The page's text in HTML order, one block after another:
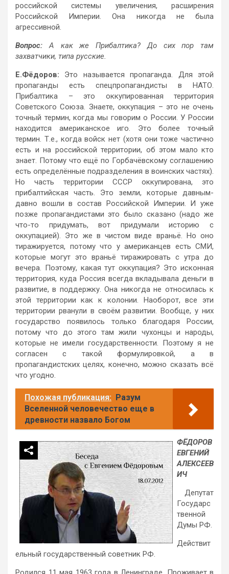
российской системы увеличения, расширения
Российской Империи. Она никогда не была
агрессивной.
Вопрос:А как же Прибалтика? До сих пор там
захватчики, типа русские.
Е.Фёдоров: Это называется пропаганда. Для этой
пропаганды есть спецпропагандисты в НАТО.
Прибалтика – это оккупированная территория
Советского Союза. Знаете, оккупация – это не очень
точный термин, когда мы говорим о России. У России
находится американское иго. Это более точный
термин. Т.е., когда войск нет (хотя они тоже частично
есть и на российской территории, об этом мало кто
знает. Потому что ещё по Горбачёвскому соглашению
есть определённые подразделения в воинских частях).
Но часть территории СССР оккупирована, это
прибалтийская часть. Это земли, которые давным-
давно вошли в состав Российской Империи. И уже
позже пропагандистами это было сказано (надо же
что-то придумать, вот придумали историю с
оккупацией). Это же в чистом виде враньё. Но оно
тиражируется, потому что у американцев есть СМИ,
которые могут это враньё тиражировать с утра до
вечера. Поэтому, какая тут оккупация? Это исконная
территория, куда Россия всегда вкладывала деньги в
развитие, в поддержку. Она никогда не относилась к
этой территории как к колонии. Наоборот, все эти
территории рванули в своём развитии. Вообще, у них
государство появилось только благодаря России,
потому что до этого там жили чухонцы и народы,
которые не имели государственности. Поэтому я не
согласен с такой формулировкой, а в
пропагандистских целях, конечно, можно сказать всё
что угодно.
Похожая публикация: Разум
Вселенной человечество еще в
древности назвало Богом
ФЁДОРОВ
ЕВГЕНИЙ
АЛЕКСЕЕВ
ИЧ
Депутат
Государс
твенной
Думы РФ.
Действит
ельный государственный советник РФ.